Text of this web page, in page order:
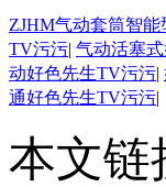
ZJHM气动套筒智
TV污污| 气动活塞
动好色先生TV污污|
通好色先生TV污污|
本文链接